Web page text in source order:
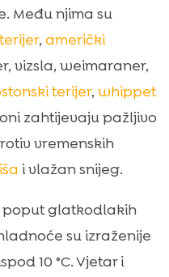
Među njima su
, američki
vizsla, weimaraner,
terijer, whippet
zahtijevaju pažljivo
vremenskih
i vlažan snijeg.
poput glatkodlakih
su izraženije
10 °C. Vjetar i